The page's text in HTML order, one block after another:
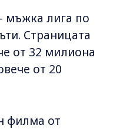
мъжка лига по
Страницата
от 32 милиона
от 20
филма от